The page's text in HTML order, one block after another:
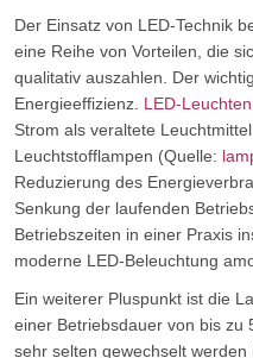
Der Einsatz von LED-Technik
eine Reihe von Vorteilen, die
qualitativ auszahlen. Der
Energieeffizienz. LED-Leuchten
Strom als veraltete
Leuchtstofflampen (Quelle:
Reduzierung des
Senkung der laufenden
Betriebszeiten in einer Praxis
moderne LED-Beleuchtung
Ein weiterer Pluspunkt ist die
einer Betriebsdauer von bis zu
sehr selten gewechselt werden